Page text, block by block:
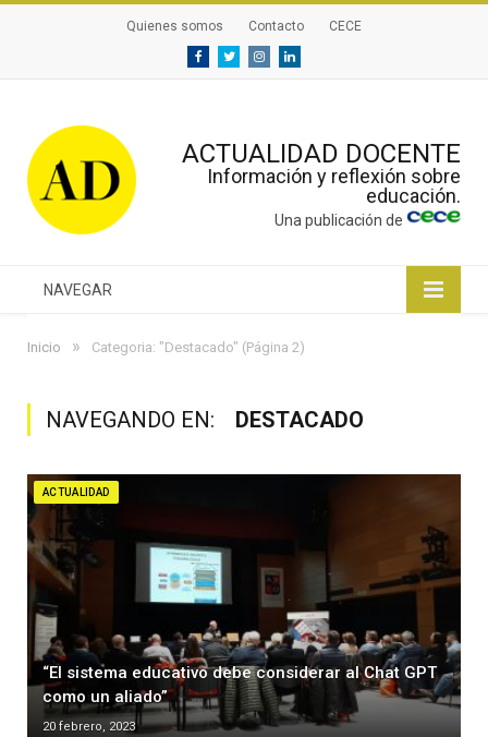
Quienes somos Contacto CECE
FacebookTwitterInstagramLinkedin
ACTUALIDAD DOCENTE
Información y reflexión sobre
educación.
Una publicación de
NAVEGAR
Inicio » Categoria: "Destacado" (Página 2)
NAVEGANDO EN: DESTACADO
ACTUALIDAD
“El sistema educativo debe considerar al Chat GPT
como un aliado”
20 febrero, 2023